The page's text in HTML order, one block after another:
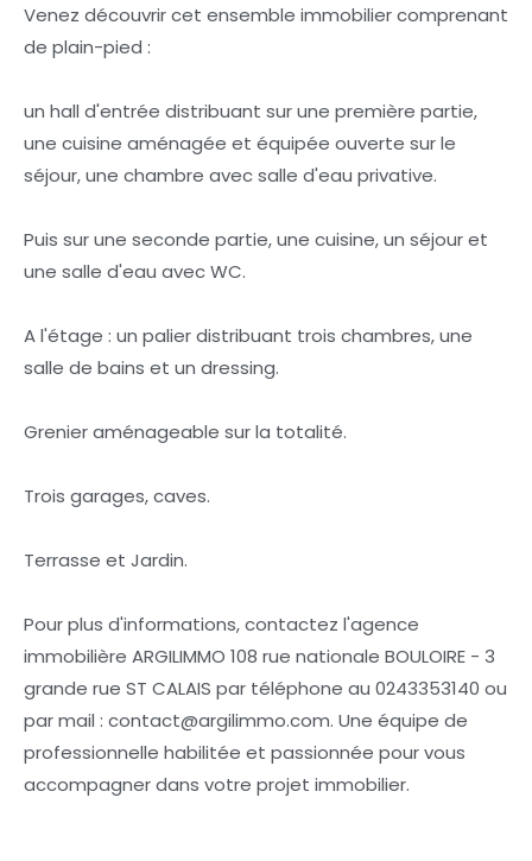
Venez découvrir cet ensemble immobilier comprenant
de plain-pied :
un hall d'entrée distribuant sur une première partie,
une cuisine aménagée et équipée ouverte sur le
séjour, une chambre avec salle d'eau privative.
Puis sur une seconde partie, une cuisine, un séjour et
une salle d'eau avec WC.
A l'étage : un palier distribuant trois chambres, une
salle de bains et un dressing.
Grenier aménageable sur la totalité.
Trois garages, caves.
Terrasse et Jardin.
Pour plus d'informations, contactez l'agence
immobilière ARGILIMMO 108 rue nationale BOULOIRE - 3
grande rue ST CALAIS par téléphone au 0243353140 ou
par mail : contact@argilimmo.com. Une équipe de
professionnelle habilitée et passionnée pour vous
accompagner dans votre projet immobilier.